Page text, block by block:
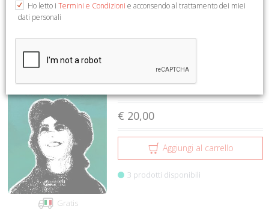
1 a 12 su 31001
Gratis
Patrizia Ciccani
€ 20,00
Aggiungi al carrello
3 prodotti disponibili
Ho letto i Termini e Condizioni e acconsendo al trattamento dei miei
dati personali